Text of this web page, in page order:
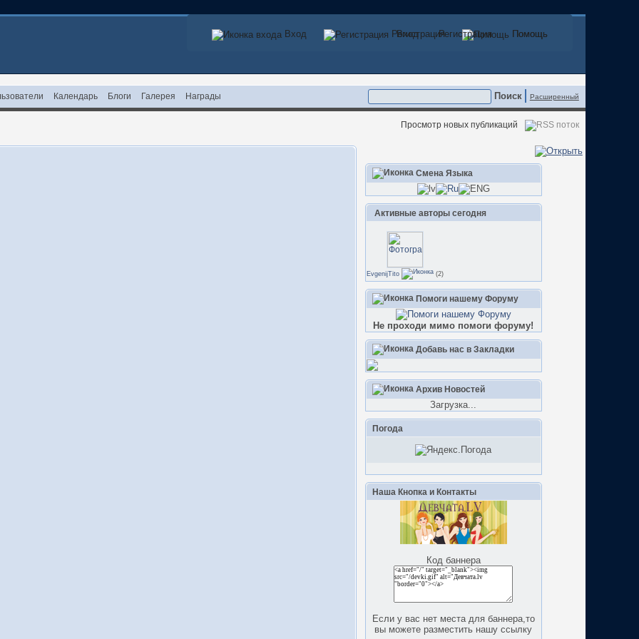
Вход Регистрация Помощь
Вход Регистрация Помощь
Расширенный
Календарь Блоги Галерея Награды
Просмотр новых публикаций
Смена Языка
Активные авторы сегодня
EvgenijTito (2)
Помоги нашему Форуму
Не проходи мимо помоги форуму!
Добавь нас в Закладки
Архив Новостей
Загрузка...
Погода
Наша Кнопка и Контакты
Код баннера
Если у вас нет места для баннера,то
вы можете разместить нашу ссылку